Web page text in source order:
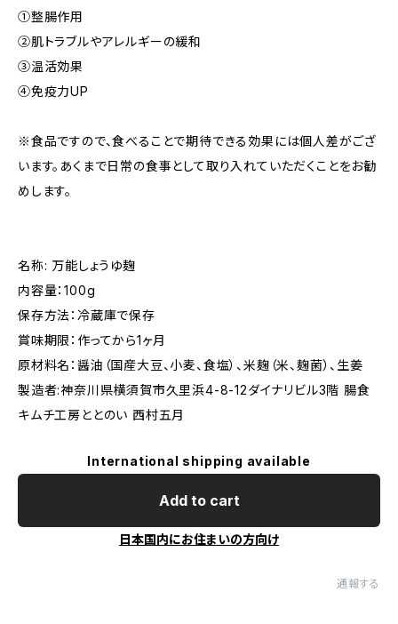
①整腸作用
②肌トラブルやアレルギーの緩和
③温活効果
④免疫力UP
※食品ですので、食べることで期待できる効果には個人差がござ
います。あくまで日常の食事として取り入れていただくことをお勧
めします。
名称: 万能しょうゆ麹
内容量：100g
保存方法：冷蔵庫で保存
賞味期限：作ってから1ヶ月
原材料名：醤油（国産大豆、小麦、食塩）、米麹（米、麹菌）、生姜
製造者:神奈川県横須賀市久里浜4-8-12ダイナリビル3階 腸食
キムチ工房ととのい 西村五月
International shipping available
Add to cart
日本国内にお住まいの方向け
通報する